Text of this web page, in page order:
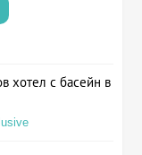
хотел с басейн в